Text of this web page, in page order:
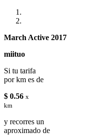
March Active 2017
miituo
Si tu tarifa
por km es de
$ 0.56 x
km
y recorres un
aproximado de